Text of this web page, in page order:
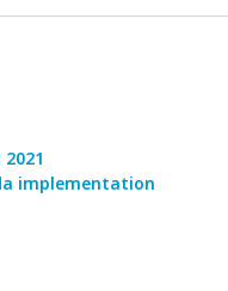
implementation